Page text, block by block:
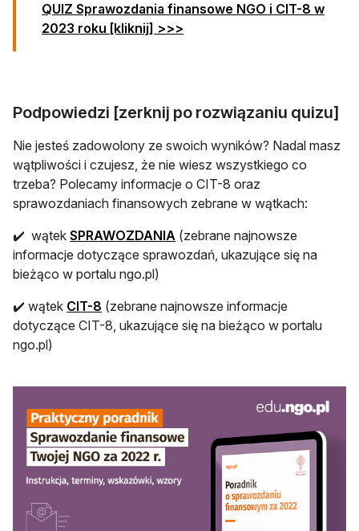
QUIZ Sprawozdania finansowe NGO i CIT-8 w
2023 roku [kliknij] >>>
Podpowiedzi [zerknij po rozwiązaniu quizu]
Nie jesteś zadowolony ze swoich wyników? Nadal masz
wątpliwości i czujesz, że nie wiesz wszystkiego co
trzeba? Polecamy informacje o CIT-8 oraz
sprawozdaniach finansowych zebrane w wątkach:
✔️ wątek SPRAWOZDANIA (zebrane najnowsze
informacje dotyczące sprawozdań, ukazujące się na
bieżąco w portalu ngo.pl)
✔️ wątek CIT-8 (zebrane najnowsze informacje
dotyczące CIT-8, ukazujące się na bieżąco w portalu
ngo.pl)